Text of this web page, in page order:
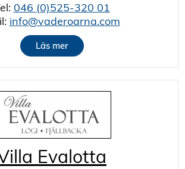
046 (0)525-320 01
info@vaderoarna.com
Läs mer
Evalotta